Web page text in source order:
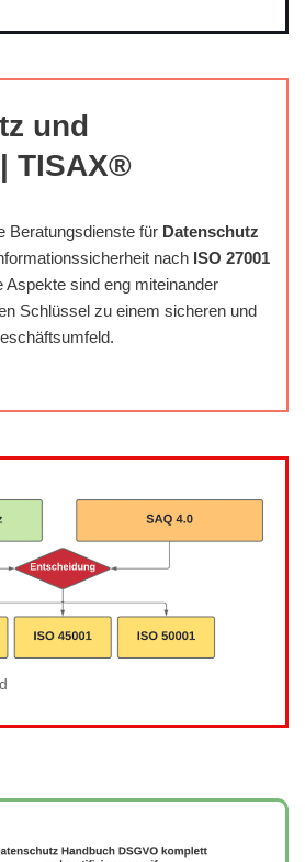
und
TISAX®
Beratungsdienste für Datenschutz
nach ISO 27001
Aspekte sind eng miteinander
Schlüssel zu einem sicheren und